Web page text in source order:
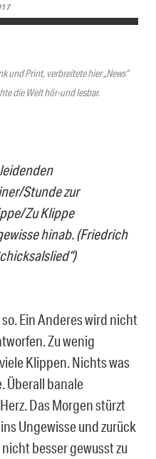
und Print, verbreitete hier „News“
die Welt hör-und lesbar.
Stunde zur
Zu Klippe
hinab. (Friedrich
Ein Anderes wird nicht
Zu wenig
Klippen. Nichts was
Überall banale
Das Morgen stürzt
Ungewisse und zurück
besser gewusst zu